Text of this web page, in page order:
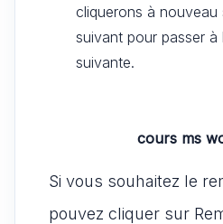
cliquerons à nouveau
suivant pour passer à
suivante.
cours ms
Si vous souhaitez le
pouvez cliquer sur